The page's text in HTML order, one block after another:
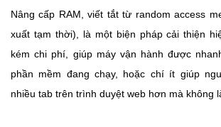
Nâng cấp RAM, viết tắt từ random access
xuất tạm thời), là một biện pháp cải thiện
kém chi phí, giúp máy vận hành được
phần mềm đang chạy, hoặc chí ít giúp
nhiều tab trên trình duyệt web hơn mà không